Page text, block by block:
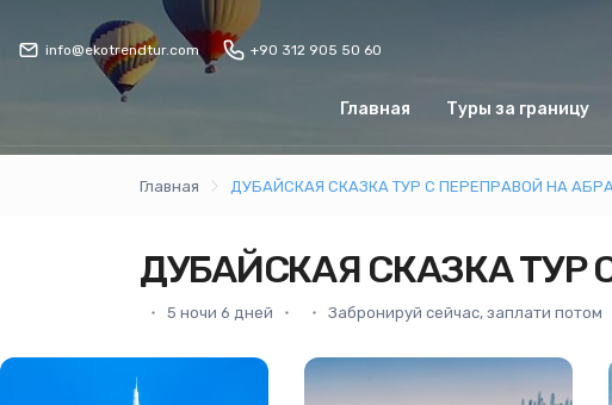
info@ekotrendtur.com +90 312 905 50 60
Главная Туры за границу
Главная ДУБАЙСКАЯ СКАЗКА ТУР С ПЕРЕПРАВОЙ НА АБРА
ДУБАЙСКАЯ СКАЗКА ТУР
5 ночи 6 дней Забронируй сейчас, заплати потом